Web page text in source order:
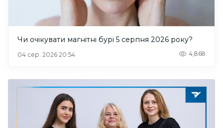
Чи очікувати магнітні бурі 5 серпня 2026 року?
04 сер. 2026 20:54 4,868